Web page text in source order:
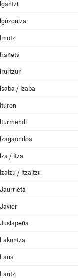
Igantzi
Igúzquiza
Imotz
Irañeta
Irurtzun
Isaba / Izaba
Ituren
Iturmendi
Izagaondoa
Iza / Itza
Izalzu / Itzaltzu
Jaurrieta
Javier
Juslapeña
Lakuntza
Lana
Lantz